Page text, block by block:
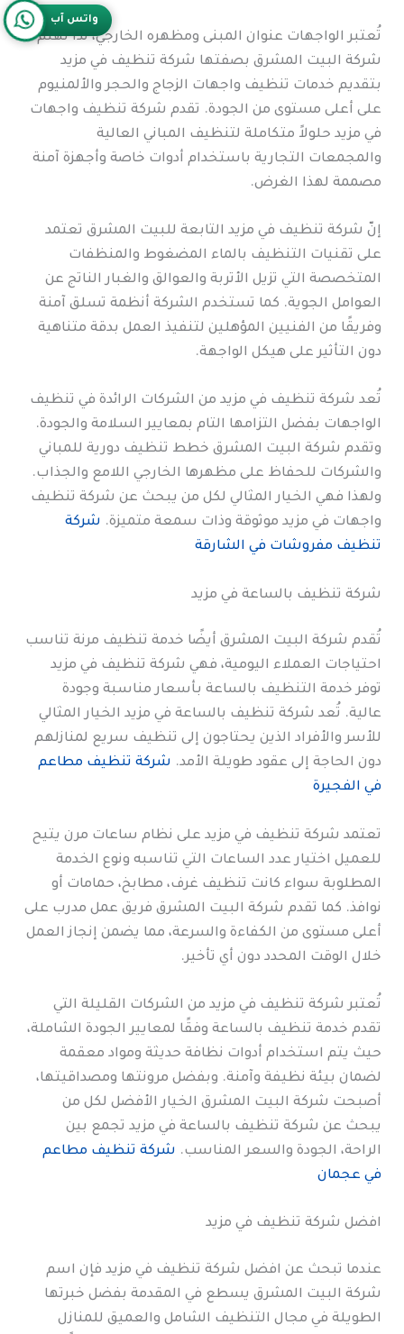
تُعتبر الواجهات عنوان المبنى ومظهره الخارجي، لذا تهتم
شركة البيت المشرق بصفتها شركة تنظيف في مزيد
بتقديم خدمات تنظيف واجهات الزجاج والحجر والألمنيوم
على أعلى مستوى من الجودة. تقدم شركة تنظيف واجهات
في مزيد حلولاً متكاملة لتنظيف المباني العالية
والمجمعات التجارية باستخدام أدوات خاصة وأجهزة آمنة
مصممة لهذا الغرض.
إنّ شركة تنظيف في مزيد التابعة للبيت المشرق تعتمد
على تقنيات التنظيف بالماء المضغوط والمنظفات
المتخصصة التي تزيل الأتربة والعوالق والغبار الناتج عن
العوامل الجوية. كما تستخدم الشركة أنظمة تسلق آمنة
وفريقًا من الفنيين المؤهلين لتنفيذ العمل بدقة متناهية
دون التأثير على هيكل الواجهة.
تُعد شركة تنظيف في مزيد من الشركات الرائدة في تنظيف
الواجهات بفضل التزامها التام بمعايير السلامة والجودة.
وتقدم شركة البيت المشرق خطط تنظيف دورية للمباني
والشركات للحفاظ على مظهرها الخارجي اللامع والجذاب.
ولهذا فهي الخيار المثالي لكل من يبحث عن شركة تنظيف
واجهات في مزيد موثوقة وذات سمعة متميزة. شركة
تنظيف مفروشات في الشارقة
شركة تنظيف بالساعة في مزيد
تُقدم شركة البيت المشرق أيضًا خدمة تنظيف مرنة تناسب
احتياجات العملاء اليومية، فهي شركة تنظيف في مزيد
توفر خدمة التنظيف بالساعة بأسعار مناسبة وجودة
عالية. تُعد شركة تنظيف بالساعة في مزيد الخيار المثالي
للأسر والأفراد الذين يحتاجون إلى تنظيف سريع لمنازلهم
دون الحاجة إلى عقود طويلة الأمد. شركة تنظيف مطاعم
في الفجيرة
تعتمد شركة تنظيف في مزيد على نظام ساعات مرن يتيح
للعميل اختيار عدد الساعات التي تناسبه ونوع الخدمة
المطلوبة سواء كانت تنظيف غرف، مطابخ، حمامات أو
نوافذ. كما تقدم شركة البيت المشرق فريق عمل مدرب على
أعلى مستوى من الكفاءة والسرعة، مما يضمن إنجاز العمل
خلال الوقت المحدد دون أي تأخير.
تُعتبر شركة تنظيف في مزيد من الشركات القليلة التي
تقدم خدمة تنظيف بالساعة وفقًا لمعايير الجودة الشاملة،
حيث يتم استخدام أدوات نظافة حديثة ومواد معقمة
لضمان بيئة نظيفة وآمنة. وبفضل مرونتها ومصداقيتها،
أصبحت شركة البيت المشرق الخيار الأفضل لكل من
يبحث عن شركة تنظيف بالساعة في مزيد تجمع بين
الراحة، الجودة والسعر المناسب. شركة تنظيف مطاعم
في عجمان
افضل شركة تنظيف في مزيد
عندما تبحث عن افضل شركة تنظيف في مزيد فإن اسم
شركة البيت المشرق يسطع في المقدمة بفضل خبرتها
الطويلة في مجال التنظيف الشامل والعميق للمنازل
واتس آب